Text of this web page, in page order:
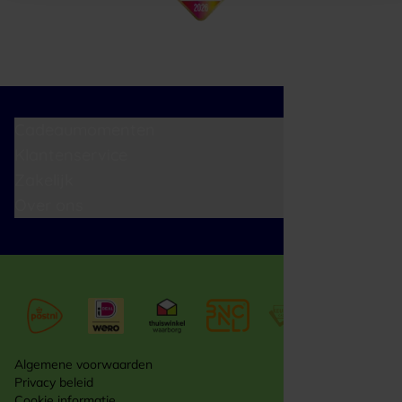
Algemene voorwaarden
Privacy beleid